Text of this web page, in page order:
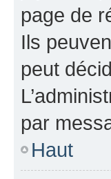
page de
Ils
peut
par
Haut